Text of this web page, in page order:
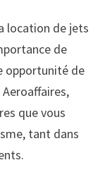
location de jets
de
opportunité de
que vous
tant dans